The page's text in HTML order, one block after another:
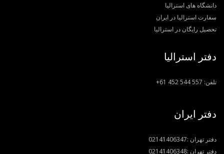
دانشگاه های استرالیا
سفارت استرالیا در ایران
تحصیل رایگان در استرالیا
دفتر استرالیا
تلفن: +61 452 544 557
دفتر ایران
دفتر تهران :02141406347
دفتر تهران :02141406348